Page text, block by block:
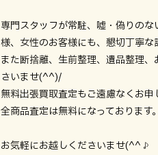
専門スタッフが常駐、嘘・偽りの
様、女性のお客様にも、懇切丁寧な
また断捨離、生前整理、遺品整理
さいませ(^^)/
無料出張買取査定もご遠慮なくお申
全商品査定は無料になっております。
お気軽にお越しくださいませ(^^♪